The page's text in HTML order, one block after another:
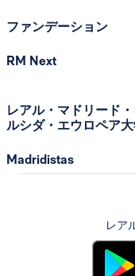
ファンデーション
RM Next
レアル・マドリード
ルシダ・エウロペア
Madridistas
レア